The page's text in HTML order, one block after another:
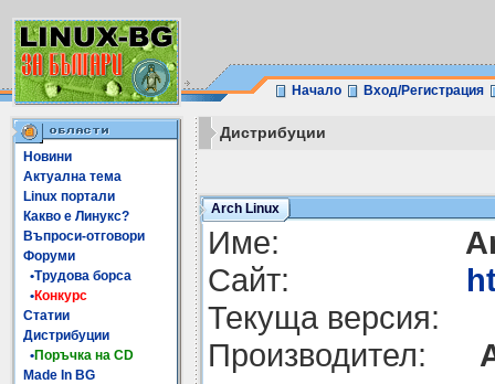
Начало Вход/Регистрация
Новини
Актуална тема
Linux портали
Какво е Линукс?
Въпроси-отговори
Форуми
•Трудова борса
•Конкурс
Статии
Дистрибуции
•Поръчка на CD
Made In BG
Дистрибуции
Arch Linux
Име:
Сайт:
Текуща версия:
Производител: